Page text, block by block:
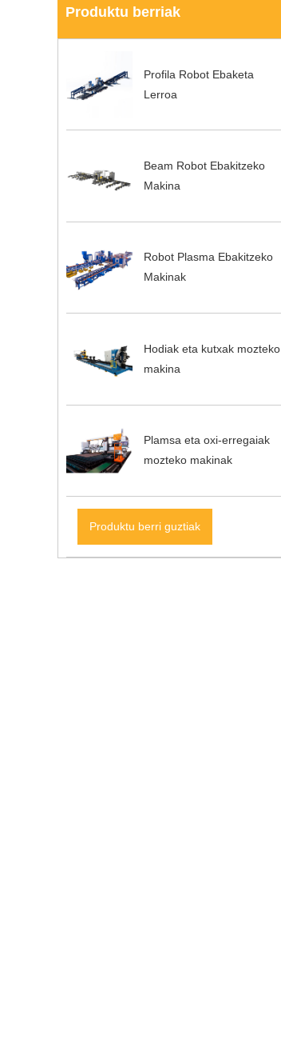
Produktu berriak
Profila Robot Ebaketa
Lerroa
Beam Robot Ebakitzeko
Makina
Robot Plasma Ebakitzeko
Makinak
Hodiak eta kutxak mozteko
makina
Plamsa eta oxi-erregaiak
mozteko makinak
Produktu berri guztiak